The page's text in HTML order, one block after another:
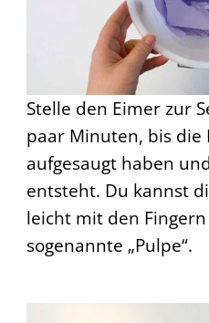
Stelle den Eimer zur
paar Minuten, bis die
aufgesaugt haben
entsteht. Du kannst
leicht mit den
sogenannte „Pulpe“.